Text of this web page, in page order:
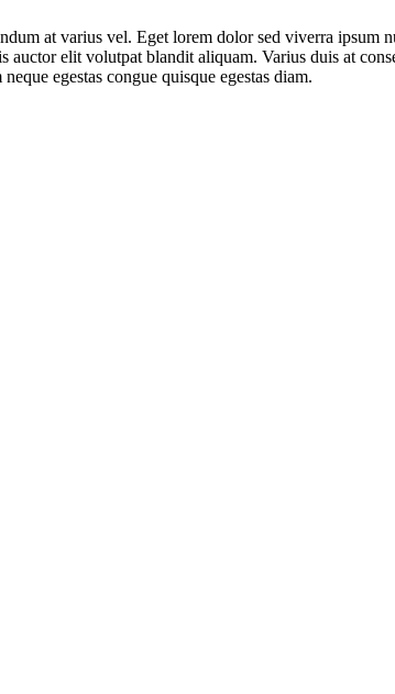
at varius vel. Eget lorem dolor sed viverra
elit volutpat blandit aliquam. Varius duis at
egestas congue quisque egestas diam.